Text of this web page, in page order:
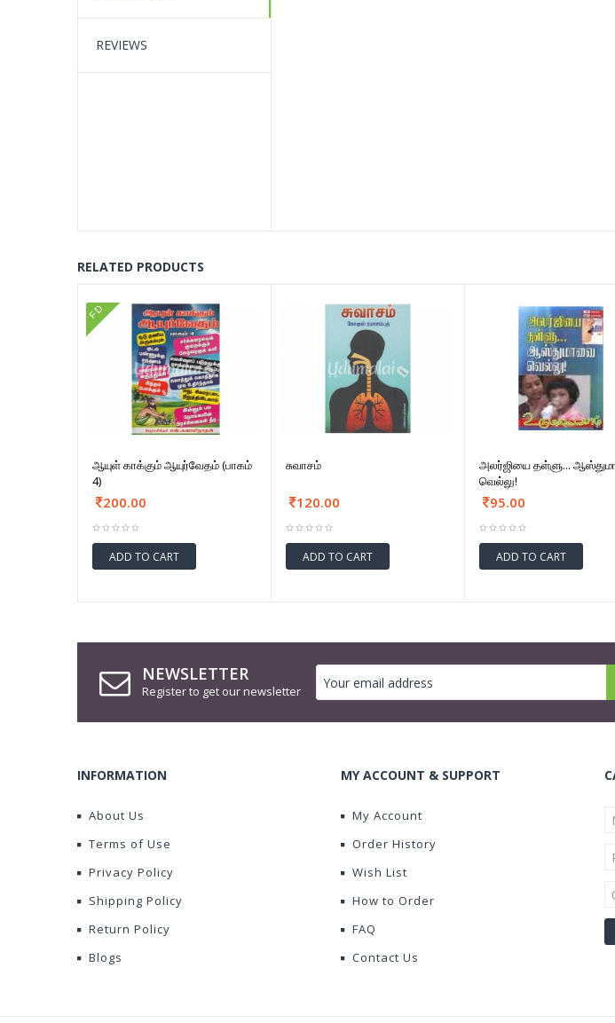
REVIEWS
RELATED PRODUCTS
FD
ஆயுள் காக்கும் ஆயுர்வேதம் (பாகம்
4)
200.00
ADD TO CART
சுவாசம்
120.00
ADD TO CART
அலர்ஜியை தள்ளு...
வெல்லு!
95.00
ADD TO CART
NEWSLETTER
Register to get our newsletter
INFORMATION
About Us
Terms of Use
Privacy Policy
Shipping Policy
Return Policy
Blogs
MY ACCOUNT & SUPPORT
My Account
Order History
Wish List
How to Order
FAQ
Contact Us